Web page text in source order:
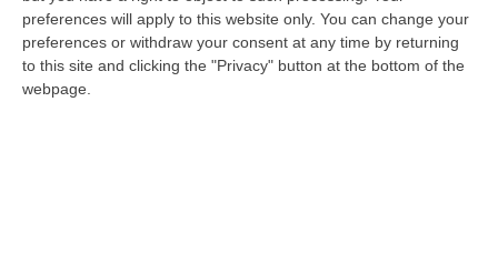
preferences will apply to this website only. You can change your
preferences or withdraw your consent at any time by returning
to this site and clicking the "Privacy" button at the bottom of the
webpage.
– del reato di truffa aggravata. Secondo
l’accusa, in concorso tra di loro e con ulteriori
soggetti non ancora identificati,